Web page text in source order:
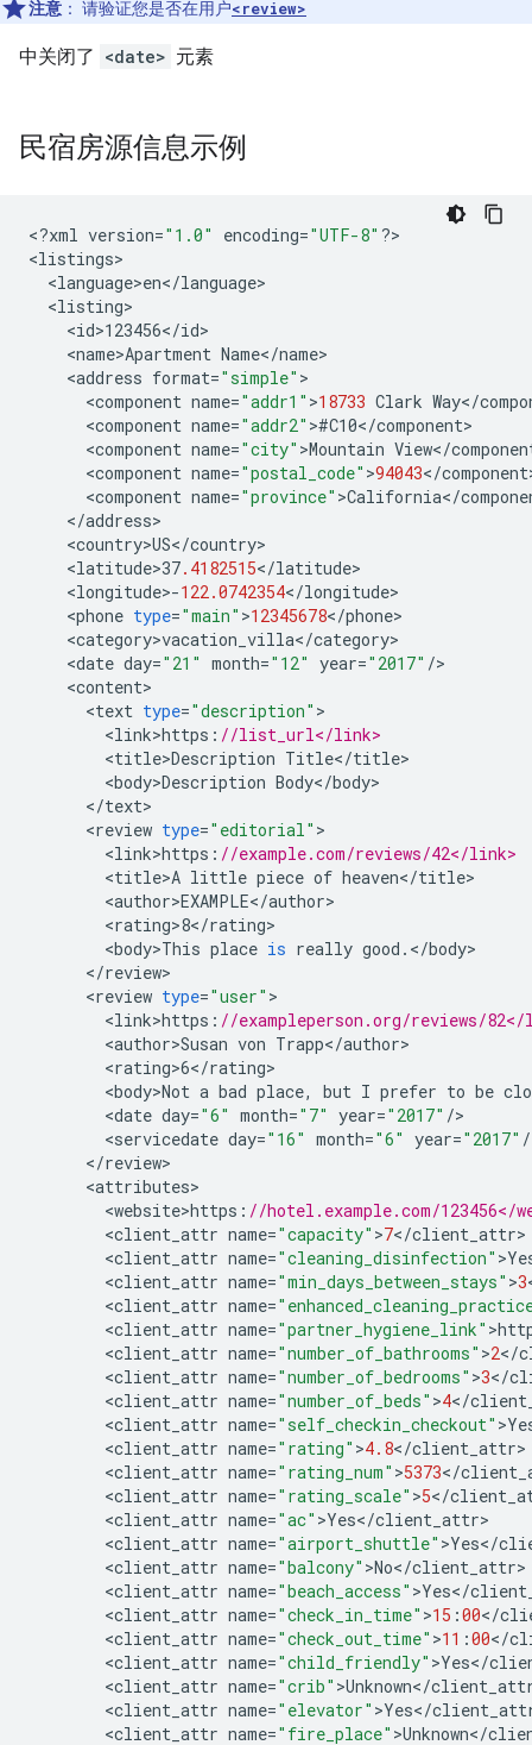
注意 ： 请验证您是否在用户<review>
中关闭了 <date> 元素
民宿房源信息示例
<?xml version="1.0" encoding="UTF-8" ?>
<listings
<language>en</language
<listing
<id>123456</id
<name>Apartment Name</name
<address format="simple"
<component name="addr1" >18733 Clark Way</
<component name="addr2" >#C10</component
<component name="city" >Mountain View</
<component name="postal_code" >94043</component
<component name="province" >California</
</address
<country>US</country
<latitude>37.4182515</latitude
<longitude>-122.0742354</longitude
<phone type="main" >12345678</phone
<category>vacation_villa</category
<date day="21" month="12" year="2017" /
<content
<text type="description"
<link>https : //list_url</link>
<title>Description Title</title
<body>Description Body</body
</text
<review type="editorial"
<link>https : //example.com/reviews/42</link>
<title>A little piece of heaven</title
<author>EXAMPLE</author
<rating>8</rating
<body>This place is really good . </body
</review
<review type="user"
<link>https : //exampleperson.org/reviews/
<author>Susan von Trapp</author
<rating>6</rating
<body>Not a bad place, but I prefer to be
<date day="6" month="7" year="2017" /
<servicedate day="16" month="6" year="2017" /
</review
<attributes
<website>https : //hotel.example.com/123456</
<client_attr name="capacity" >7</client_attr
<client_attr name="cleaning_disinfection" >
<client_attr name="min_days_between_stays" >3
<client_attr name=
<client_attr name="partner_hygiene_link" >
<client_attr name="number_of_bathrooms" >2</
<client_attr name="number_of_bedrooms" >3</
<client_attr name="number_of_beds" >4</
<client_attr name="self_checkin_checkout" >
<client_attr name="rating" >4.8</client_attr
<client_attr name="rating_num" >5373</
<client_attr name="rating_scale" >5</
<client_attr name="ac" >Yes</client_attr
<client_attr name="airport_shuttle" >Yes</
<client_attr name="balcony" >No</client_attr
<client_attr name="beach_access" >Yes</
<client_attr name="check_in_time" >15 :00</
<client_attr name="check_out_time" >11 :00</
<client_attr name="child_friendly" >Yes</
<client_attr name="crib" >Unknown</
<client_attr name="elevator" >Yes</
<client_attr name="fire_place" >Unknown</